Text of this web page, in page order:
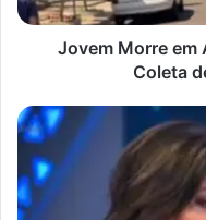
de
Jovem Morre em
Coleta
Roberta
Miranda
expõe
traumas
psicológicos